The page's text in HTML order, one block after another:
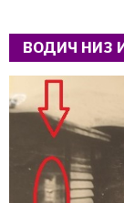
ВОДИЧ НИЗ